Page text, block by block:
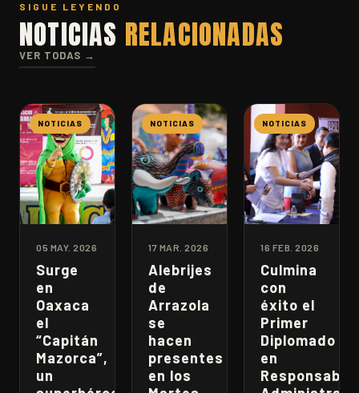
SIGUE LEYENDO
NOTICIAS RELACIONADAS
VER TODAS →
NOTICIAS
05 MAY. 2026
Surge
en
Oaxaca
el
“Capitán
Mazorca”,
un
NOTICIAS
17 MAR. 2026
Alebrijes
de
Arrazola
se
hacen
presentes
en los
NOTICIAS
16 FEB. 2026
Culmina
con
éxito el
Primer
Diplomado
en